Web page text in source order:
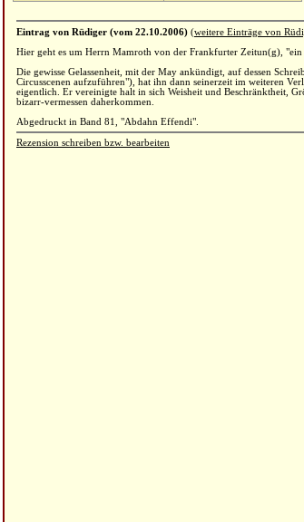
Eintrag von Rüdiger (vom 22.10.2006) (weitere Einträge von
Hier geht es um Herrn Mamroth von der Frankfurter Zeitun(g),
Die gewisse Gelassenheit, mit der May ankündigt, auf dessen
Circusscenen aufzuführen"), hat ihn dann seinerzeit im weiteren
eigentlich. Er vereinigte halt in sich Weisheit und Beschränktheit,
bizarr-vermessen daherkommen.
Abgedruckt in Band 81, "Abdahn Effendi".
Rezension schreiben bzw. bearbeiten